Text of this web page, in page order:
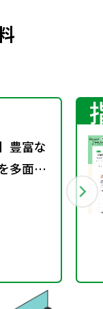
豊富な
多面的